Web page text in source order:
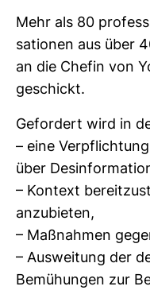
Mehr als 80
sa­tionen aus über
an die Chefin von
geschickt.
Gefor­dert wird in
– eine
über
– Kon­text
anzu­bieten,
– Maß­nahmen
– Aus­wei­tung der
Bemü­hungen zur